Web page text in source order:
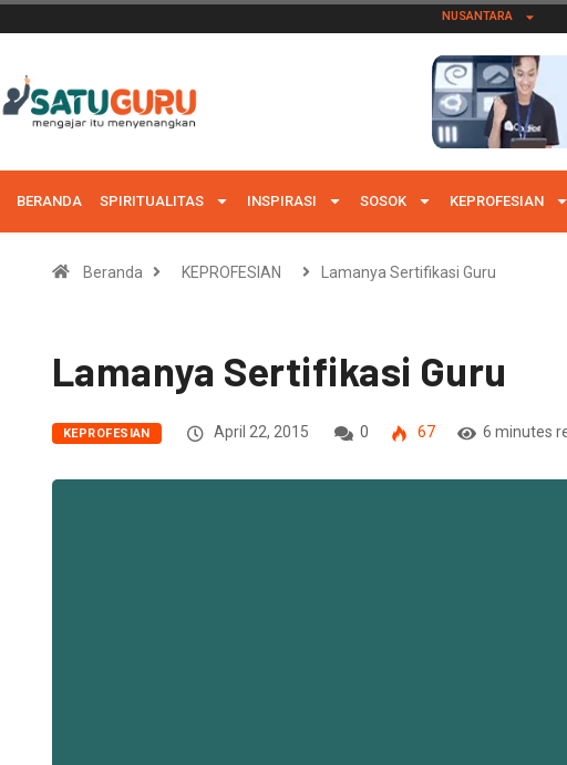
NUSANTARA
BERANDA SPIRITUALITAS INSPIRASI SOSOK KEPROFESIAN
Beranda KEPROFESIAN Lamanya Sertifikasi Guru
Lamanya Sertifikasi Guru
KEPROFESIAN April 22, 2015 0 67 6 minutes